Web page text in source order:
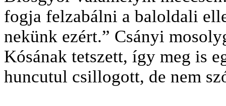
fogja felzabálni a baloldali
nekünk ezért.” Csányi
Kósának tetszett, így meg is
huncutul csillogott, de nem